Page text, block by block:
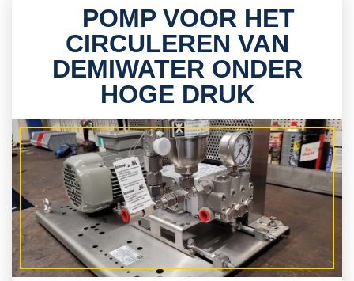
POMP VOOR HET
CIRCULEREN VAN
DEMIWATER ONDER
HOGE DRUK